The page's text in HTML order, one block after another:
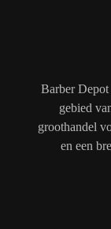
Barber Depot
gebied
groothandel
en een